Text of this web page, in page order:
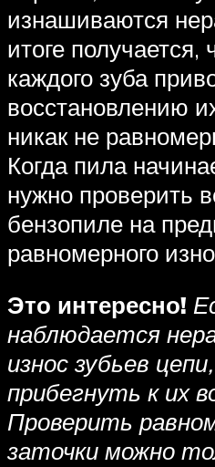
изнашиваются
итоге получается,
каждого зуба
восстановлению
никак не
Когда пила
нужно проверить
бензопиле на
равномерного
Это интересно!
наблюдается
износ зубьев
прибегнуть к их
Проверить
заточки можно